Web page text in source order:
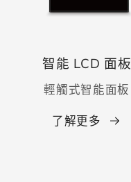
智能 LCD 面板
輕觸式智能面板
了解更多